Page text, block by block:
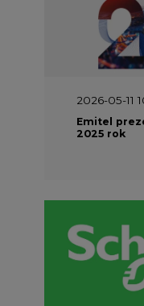
2026-05-11
Emitel
2025 rok